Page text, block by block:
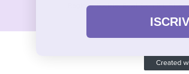
Ragione Sociale: Eclat Skin Srl,